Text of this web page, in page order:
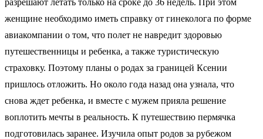
женщине необходимо иметь справку от гинеколога по форме
авиакомпании о том, что полет не навредит здоровью
путешественницы и ребенка, а также туристическую
страховку. Поэтому планы о родах за границей Ксении
пришлось отложить. Но около года назад она узнала, что
снова ждет ребенка, и вместе с мужем прияла решение
воплотить мечты в реальность. К путешествию пермячка
подготовилась заранее. Изучила опыт родов за рубежом